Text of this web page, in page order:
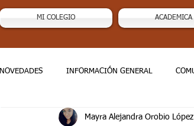
MI COLEGIO ACADEMICA
NOVEDADES INFORMACIÓN GENERAL
Grado 2 Grado 3
Mayra Alejandra Orobio López